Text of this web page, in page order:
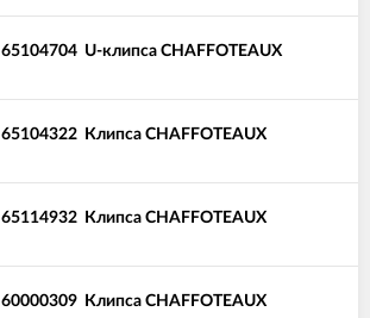
65104704 U-клипса CHAFFOTEAUX
65104322 Клипса CHAFFOTEAUX
65114932 Клипса CHAFFOTEAUX
60000309 Клипса CHAFFOTEAUX